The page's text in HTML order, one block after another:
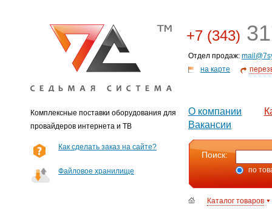
Комплексные поставки оборудования для
провайдеров интернета и ТВ
+7 (343)
Отдел продаж:
на карте
О компании
Вакансии
Как сделать заказ на сайте?
Файловое хранилище
Поиск:
по
Каталог товаров